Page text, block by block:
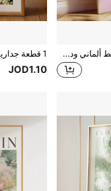
لوحة جدارية فنية بطباعة خط ألماني ودي بطراز بوهيمي رجعي، لوحة قماشية بخط وردي، ديكور جداري فريد وإبداعي، مناسب لديكور المنزل، غرفة النوم، غرفة المعيشة، الحمام، ديكور الجدران، اختياري مع إطار
JOD1.10